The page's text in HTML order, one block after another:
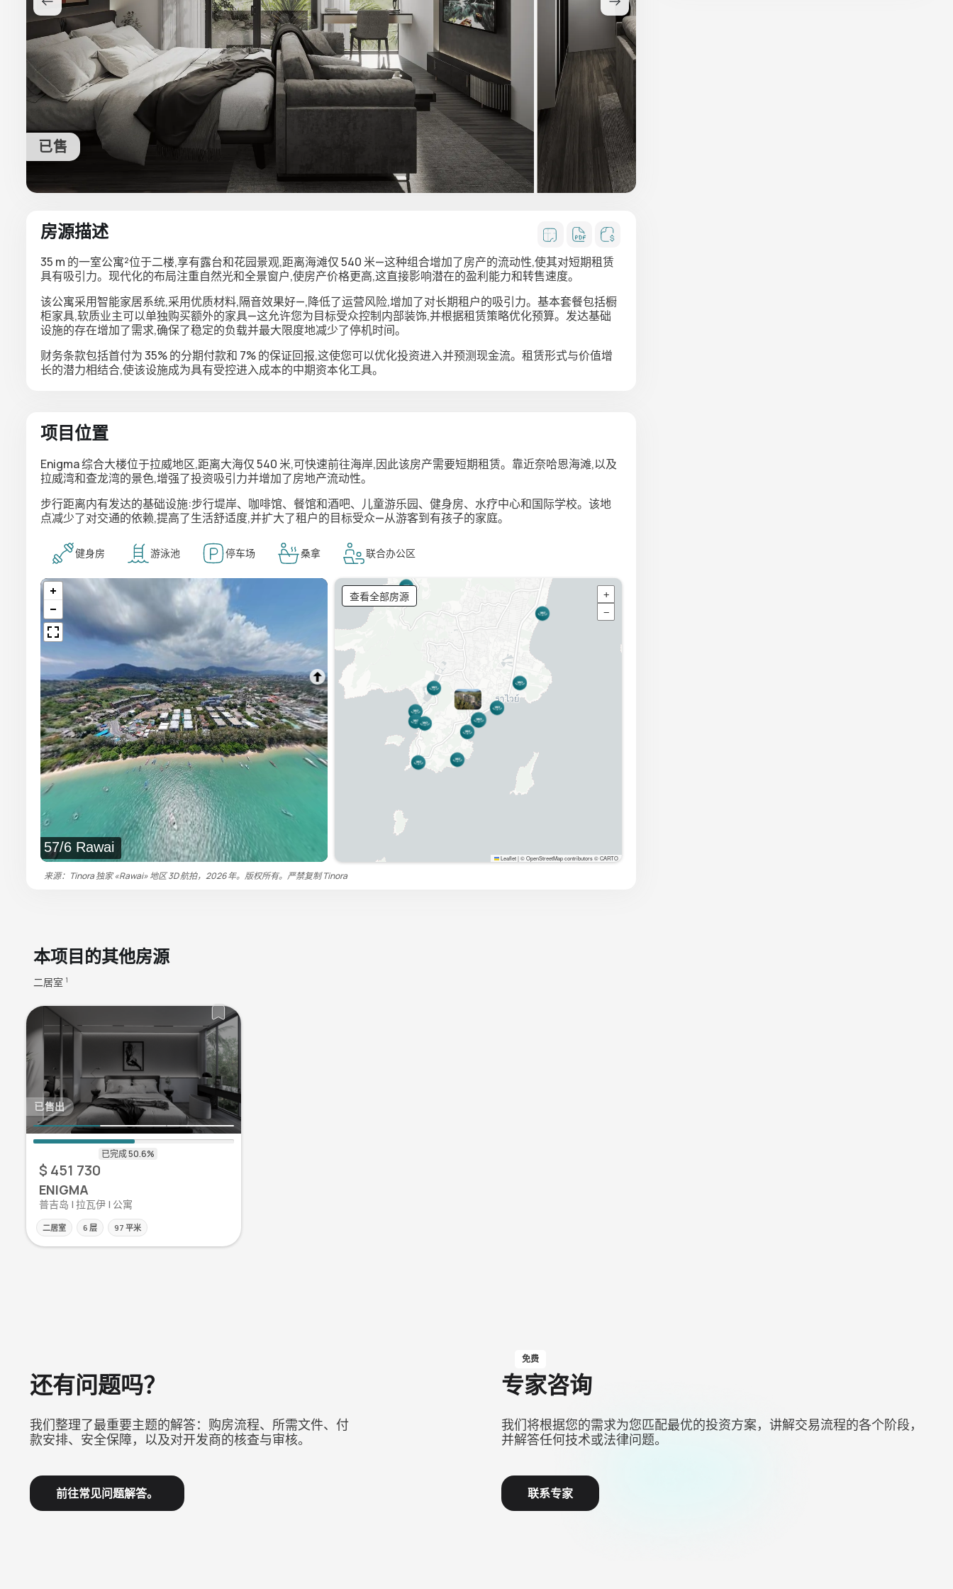
已售
房源描述
35 m 的一室公寓²位于二楼,享有露台和花园景观,距离海滩仅 540 米—这种组合增加了房产的流动性,使其对短期租赁
具有吸引力。现代化的布局注重自然光和全景窗户,使房产价格更高,这直接影响潜在的盈利能力和转售速度。
该公寓采用智能家居系统,采用优质材料,隔音效果好—,降低了运营风险,增加了对长期租户的吸引力。基本套餐包括橱
柜家具,软质业主可以单独购买额外的家具—这允许您为目标受众控制内部装饰,并根据租赁策略优化预算。发达基础
设施的存在增加了需求,确保了稳定的负载并最大限度地减少了停机时间。
财务条款包括首付为 35% 的分期付款和 7% 的保证回报,这使您可以优化投资进入并预测现金流。租赁形式与价值增
长的潜力相结合,使该设施成为具有受控进入成本的中期资本化工具。
项目位置
Enigma 综合大楼位于拉威地区,距离大海仅 540 米,可快速前往海岸,因此该房产需要短期租赁。靠近奈哈恩海滩,以及
拉威湾和查龙湾的景色,增强了投资吸引力并增加了房地产流动性。
步行距离内有发达的基础设施:步行堤岸、咖啡馆、餐馆和酒吧、儿童游乐园、健身房、水疗中心和国际学校。该地
点减少了对交通的依赖,提高了生活舒适度,并扩大了租户的目标受众—从游客到有孩子的家庭。
健身房 游泳池 停车场 桑拿 联合办公区
57/6 Rawai
查看全部房源
+
−
Leaflet|© OpenStreetMap contributors © CARTO
来源：Tinora 独家 «Rawai» 地区 3D 航拍，2026 年。版权所有。严禁复制Tinora
本项目的其他房源
二居室 1
已售出
$ 451 730
ENIGMA
普吉岛 | 拉瓦伊 | 公寓
二居室 6 层 97 平米
还有问题吗？
我们整理了最重要主题的解答：购房流程、所需文件、付
款安排、安全保障，以及对开发商的核查与审核。
前往常见问题解答。
免费
专家咨询
我们将根据您的需求为您匹配最优的投资方案，讲解交易流程的各个阶段，
并解答任何技术或法律问题。
联系专家